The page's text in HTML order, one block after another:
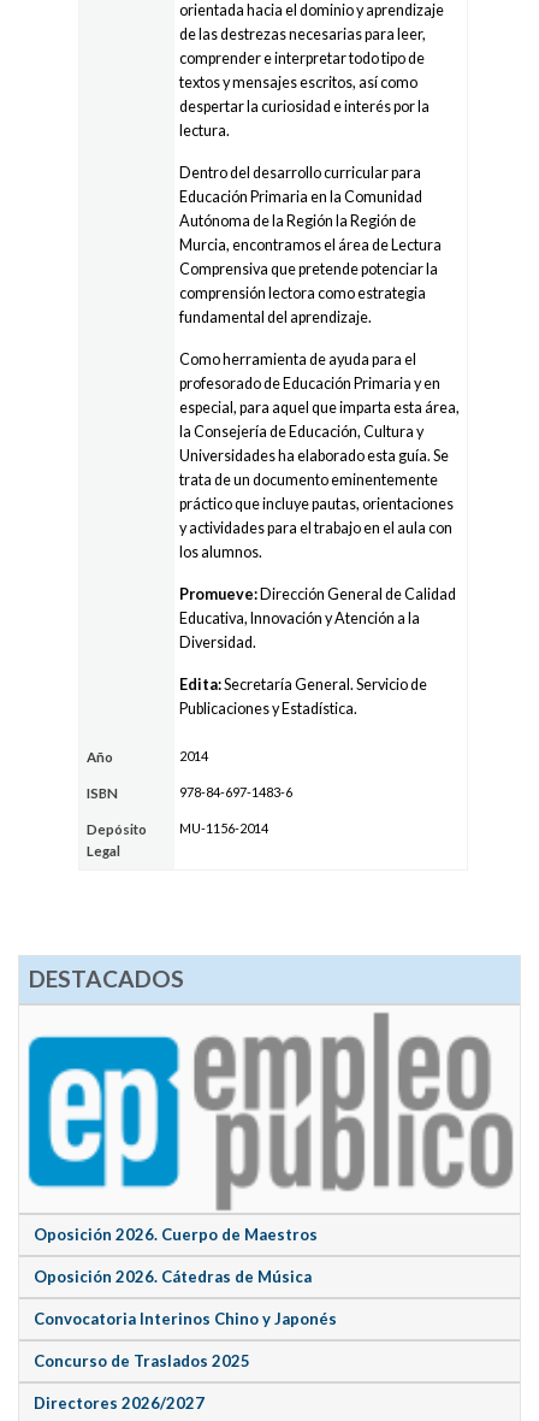
orientada hacia el dominio y aprendizaje
de las destrezas necesarias para leer,
comprender e interpretar todo tipo de
textos y mensajes escritos, así como
despertar la curiosidad e interés por la
lectura.
Dentro del desarrollo curricular para
Educación Primaria en la Comunidad
Autónoma de la Región la Región de
Murcia, encontramos el área de Lectura
Comprensiva que pretende potenciar la
comprensión lectora como estrategia
fundamental del aprendizaje.
Como herramienta de ayuda para el
profesorado de Educación Primaria y en
especial, para aquel que imparta esta área,
la Consejería de Educación, Cultura y
Universidades ha elaborado esta guía. Se
trata de un documento eminentemente
práctico que incluye pautas, orientaciones
y actividades para el trabajo en el aula con
los alumnos.
Promueve: Dirección General de Calidad
Educativa, Innovación y Atención a la
Diversidad.
Edita:Secretaría General. Servicio de
Publicaciones y Estadística.
Año 2014
ISBN 978-84-697-1483-6
Depósito
Legal
MU-1156-2014
DESTACADOS
Oposición 2026. Cuerpo de Maestros
Oposición 2026. Cátedras de Música
Convocatoria Interinos Chino y Japonés
Concurso de Traslados 2025
Directores 2026/2027